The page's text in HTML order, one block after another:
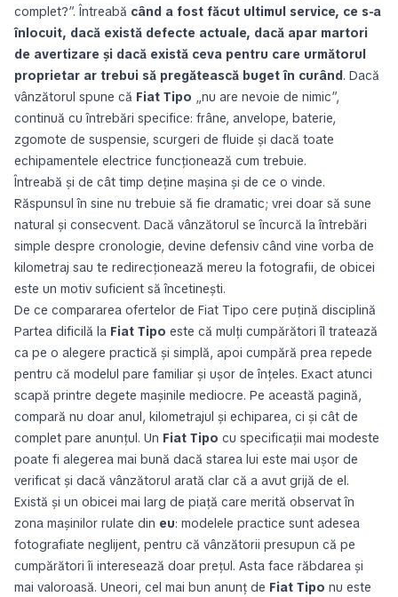
complet?”. Întreabă când a fost făcut ultimul service, ce s-a
înlocuit, dacă există defecte actuale, dacă apar martori
de avertizare și dacă există ceva pentru care următorul
proprietar ar trebui să pregătească buget în curând. Dacă
vânzătorul spune că Fiat Tipo „nu are nevoie de nimic”,
continuă cu întrebări specifice: frâne, anvelope, baterie,
zgomote de suspensie, scurgeri de fluide și dacă toate
echipamentele electrice funcționează cum trebuie.
Întreabă și de cât timp deține mașina și de ce o vinde.
Răspunsul în sine nu trebuie să fie dramatic; vrei doar să sune
natural și consecvent. Dacă vânzătorul se încurcă la întrebări
simple despre cronologie, devine defensiv când vine vorba de
kilometraj sau te redirecționează mereu la fotografii, de obicei
este un motiv suficient să încetinești.
De ce compararea ofertelor de Fiat Tipo cere puțină disciplină
Partea dificilă la Fiat Tipo este că mulți cumpărători îl tratează
ca pe o alegere practică și simplă, apoi cumpără prea repede
pentru că modelul pare familiar și ușor de înțeles. Exact atunci
scapă printre degete mașinile mediocre. Pe această pagină,
compară nu doar anul, kilometrajul și echiparea, ci și cât de
complet pare anunțul. Un Fiat Tipo cu specificații mai modeste
poate fi alegerea mai bună dacă starea lui este mai ușor de
verificat și dacă vânzătorul arată clar că a avut grijă de el.
Există și un obicei mai larg de piață care merită observat în
zona mașinilor rulate din eu: modelele practice sunt adesea
fotografiate neglijent, pentru că vânzătorii presupun că pe
cumpărători îi interesează doar prețul. Asta face răbdarea și
mai valoroasă. Uneori, cel mai bun anunț de Fiat Tipo nu este